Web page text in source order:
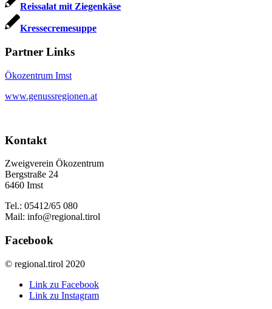
Reissalat mit Ziegenkäse
Kressecremesuppe
Partner Links
Ökozentrum Imst
www.genussregionen.at
Kontakt
Zweigverein Ökozentrum
Bergstraße 24
6460 Imst
Tel.: 05412/65 080
Mail: info@regional.tirol
Facebook
© regional.tirol 2020
Link zu Facebook
Link zu Instagram